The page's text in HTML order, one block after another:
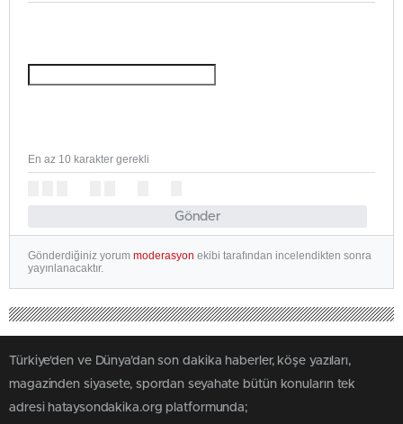
Gönder
En az 10 karakter gerekli
Gönderdiğiniz yorum moderasyon ekibi tarafından incelendikten sonra
yayınlanacaktır.
Türkiye'den ve Dünya’dan son dakika haberler, köşe yazıları,
magazinden siyasete, spordan seyahate bütün konuların tek
adresi hataysondakika.org platformunda;